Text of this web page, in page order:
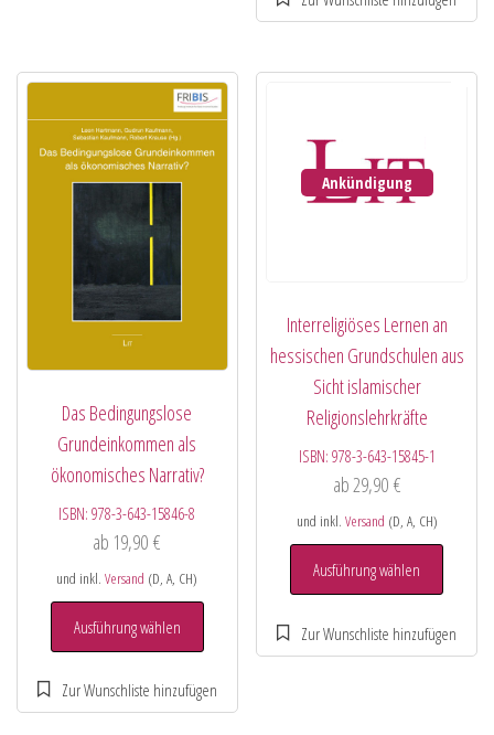
Das Bedingungslose
Grundeinkommen als
ökonomisches Narrativ?
ISBN:978-3-643-15846-8
ab 19,90€
und inkl.Versand (D, A, CH)
Ausführung wählen
Ankündigung
Interreligiöses Lernen an
hessischen Grundschulen aus
Sicht islamischer
Religionslehrkräfte
ISBN: 978-3-643-15845-1
ab29,90 €
und inkl. Versand (D, A, CH)
Ausführung wählen